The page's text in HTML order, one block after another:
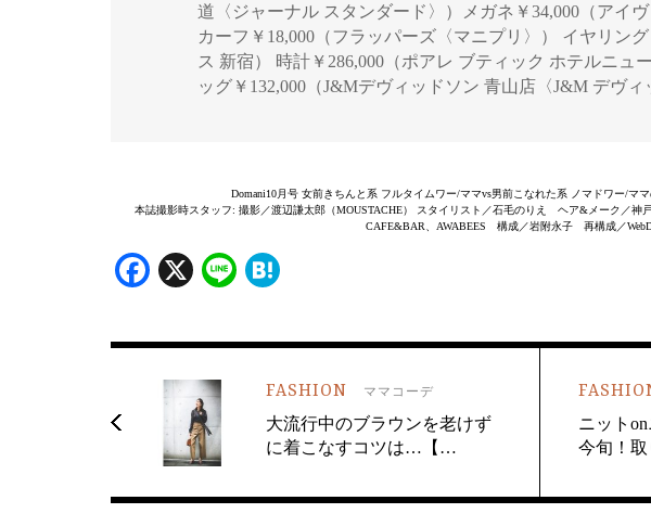
道〈ジャーナル スタンダード〉）メガネ￥34,000（アイ
カーフ￥18,000（フラッパーズ〈マニプリ〉） イヤリン
ス 新宿） 時計￥286,000（ポアレ ブティック ホテルニュ
ッグ￥132,000（J&Mデヴィッドソン 青山店〈J&M デヴィ
Domani10月号 女前きちんと系 フルタイムワー/ママvs男前こなれた系 ノマドワー/マ
本誌撮影時スタッフ: 撮影／渡辺謙太郎（MOUSTACHE） スタイリスト／石毛のりえ ヘア&メーク／
CAFE&BAR、AWABEES 構成／岩附永子 再構成／
Facebook
X Line
FASHION ママコーデ
大流行中のブラウンを老けず
に着こなすコツは…【…
ニット
今旬！